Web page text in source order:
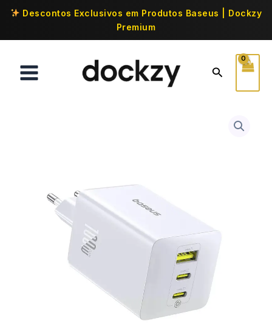
Descontos Exclusivos em Produtos Baseus | Dockzy
Premium